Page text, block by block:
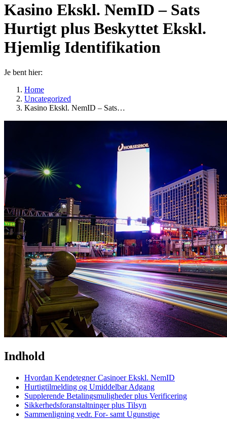
Kasino Ekskl. NemID – Sats
Hurtigt plus Beskyttet Ekskl.
Hjemlig Identifikation
Je bent hier:
Home
Uncategorized
Kasino Ekskl. NemID – Sats…
Indhold
Hvordan Kendetegner Casinoer Ekskl. NemID
Hurtigtilmelding og Umiddelbar Adgang
Supplerende Betalingsmuligheder plus Verificering
Sikkerhedsforanstaltninger plus Tilsyn
Sammenligning vedr. For- samt Ugunstige